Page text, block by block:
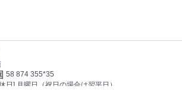
58 874 355*35
日] 月曜日（祝日の場合は翌平日）